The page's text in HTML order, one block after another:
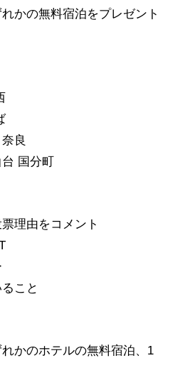
かの無料宿泊をプレゼント
良
国分町
理由をコメント
こと
かのホテルの無料宿泊、1